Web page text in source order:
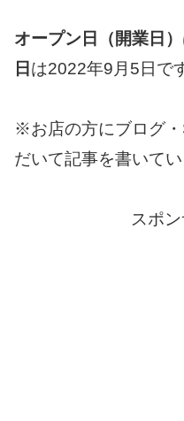
オープン日（開業日）
日 は2022年9月5日で
※お店の方にブログ
だいて記事を書いてい
スポ